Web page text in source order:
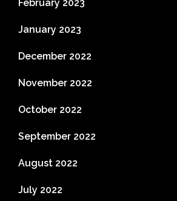
February 2023
January 2023
December 2022
November 2022
October 2022
September 2022
August 2022
July 2022